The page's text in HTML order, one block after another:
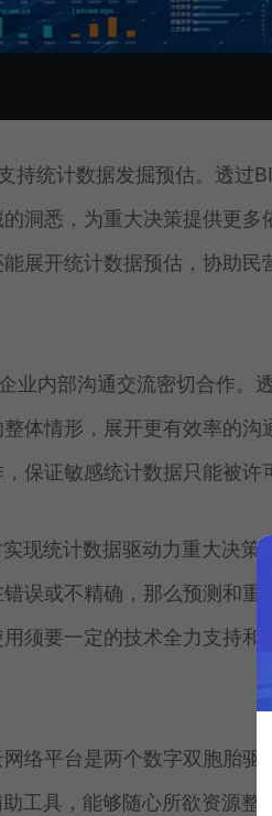
持统计数据发掘预估。透过
洞悉，为重大决策提供更
能展开统计数据预估，协助
业内部沟通交流密切合作。
体情形，展开更有效率的
保证敏感统计数据只能被许
现统计数据驱动力重大决
误或不精确，那么预测和重
须要一定的技术全力支持
络平台是两个数字双胞胎驱
工具，能够随心所欲资源整